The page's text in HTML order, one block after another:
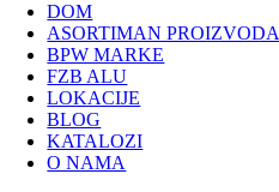
DOM
ASORTIMAN PROIZVODA
BPW MARKE
FZB ALU
LOKACIJE
BLOG
KATALOZI
O NAMA